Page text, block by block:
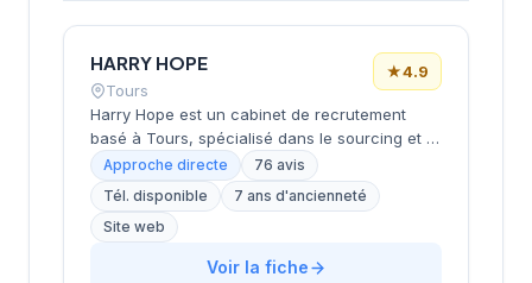
HARRY HOPE
Tours
★4.9
Harry Hope est un cabinet de recrutement
basé à Tours, spécialisé dans le sourcing et le
placement de talents pour les entreprises de
la région Centre-Val de Loire. Le cabinet
intervient notamment dans les secteurs de la
santé, de l'industrie, des services et du
tertiaire, en combinant approches
Approche directe
76 avis
Tél. disponible
7 ans d'ancienneté
Site web
Voir la fiche